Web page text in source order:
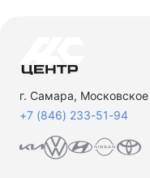
г. Самара,
+7 (846) 233-51-94